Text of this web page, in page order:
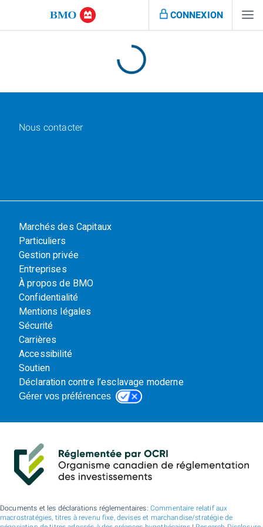
CONNEXION
Nous contacter
Marchés des Capitaux
Particuliers
Gestion privée
Entreprises
À propos de BMO
Confidentialité
Mentions légales
Sécurité
Carrières
Accessibilité
Soutien
Déclaration contre l’esclavage moderne
Gérer vos préférences
Documents et les déclarations réglementaires: Commentaire relatif aux
macrostratégies, titres à revenu fixe, devises et marchandise/stratégie de